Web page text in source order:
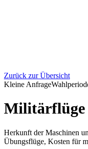
Zurück zur Übersicht
Kleine Anfrage
Militärflüge
Herkunft der Maschinen
Übungsflüge, Kosten für